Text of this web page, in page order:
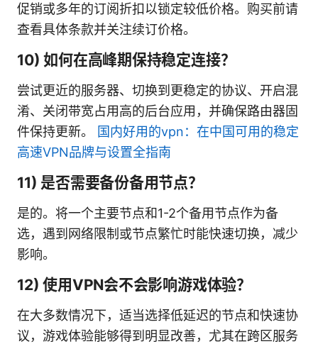
促销或多年的订阅折扣以锁定较低价格。购买前请
查看具体条款并关注续订价格。
10) 如何在高峰期保持稳定连接？
尝试更近的服务器、切换到更稳定的协议、开启混
淆、关闭带宽占用高的后台应用，并确保路由器固
件保持更新。
国内好用的vpn：在中国可用的稳定
高速VPN品牌与设置全指南
11) 是否需要备份备用节点？
是的。将一个主要节点和1-2个备用节点作为备
选，遇到网络限制或节点繁忙时能快速切换，减少
影响。
12) 使用VPN会不会影响游戏体验？
在大多数情况下，适当选择低延迟的节点和快速协
议，游戏体验能够得到明显改善，尤其在跨区服务